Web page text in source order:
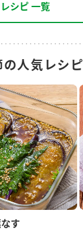
シピ 一覧
の人気レシピ
す